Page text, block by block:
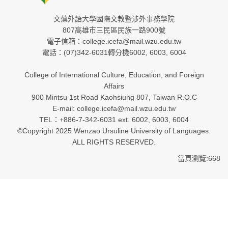
文藻外語大學國際文教暨涉外事務學院
807高雄市三民區民族一路900號
電子信箱：college.icefa@mail.wzu.edu.tw
電話：(07)342-6031轉分機6002, 6003, 6004
College of International Culture, Education, and Foreign
Affairs
900 Mintsu 1st Road Kaohsiung 807, Taiwan R.O.C
E-mail: college.icefa@mail.wzu.edu.tw
TEL：+886-7-342-6031 ext. 6002, 6003, 6004
©Copyright 2025 Wenzao Ursuline University of Languages.
ALL RIGHTS RESERVED.
當頁瀏覽:668